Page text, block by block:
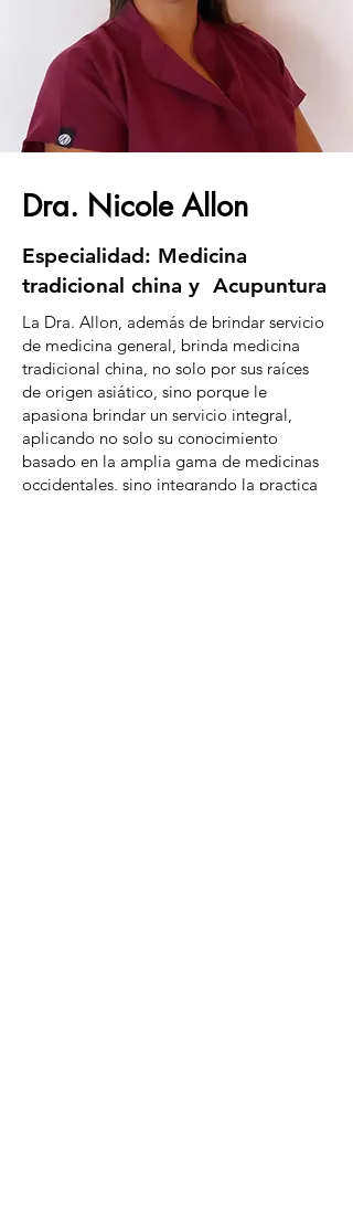
Dra. Nicole Allon
Especialidad: Medicina
tradicional china y Acupuntura
La Dra. Allon, además de brindar servicio
de medicina general, brinda medicina
tradicional china, no solo por sus raíces
de origen asiático, sino porque le
apasiona brindar un servicio integral,
aplicando no solo su conocimiento
basado en la amplia gama de medicinas
occidentales, sino integrando la practica